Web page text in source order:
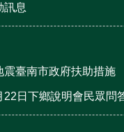
訊息
震臺南市政府扶助措施
22日下鄉說明會民眾問